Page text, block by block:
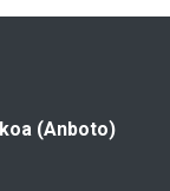
(Anboto)